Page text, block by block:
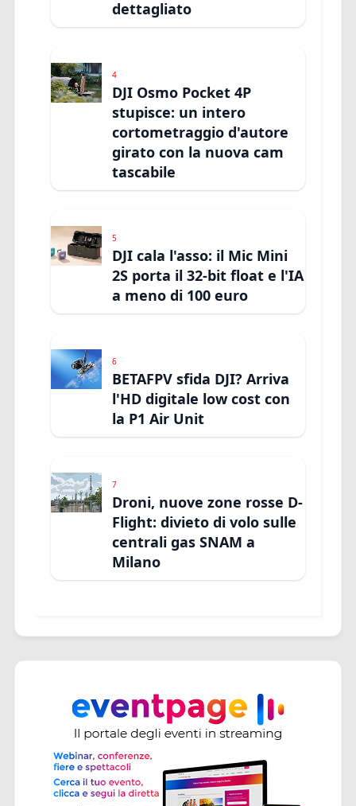
dettagliato
4
DJI Osmo Pocket 4P
stupisce: un intero
cortometraggio d'autore
girato con la nuova cam
tascabile
5
DJI cala l'asso: il Mic Mini
2S porta il 32-bit float e l'IA
a meno di 100 euro
6
BETAFPV sfida DJI? Arriva
l'HD digitale low cost con
la P1 Air Unit
7
Droni, nuove zone rosse D-
Flight: divieto di volo sulle
centrali gas SNAM a
Milano